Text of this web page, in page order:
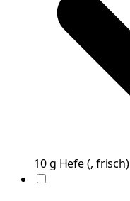
10g Hefe(, frisch)